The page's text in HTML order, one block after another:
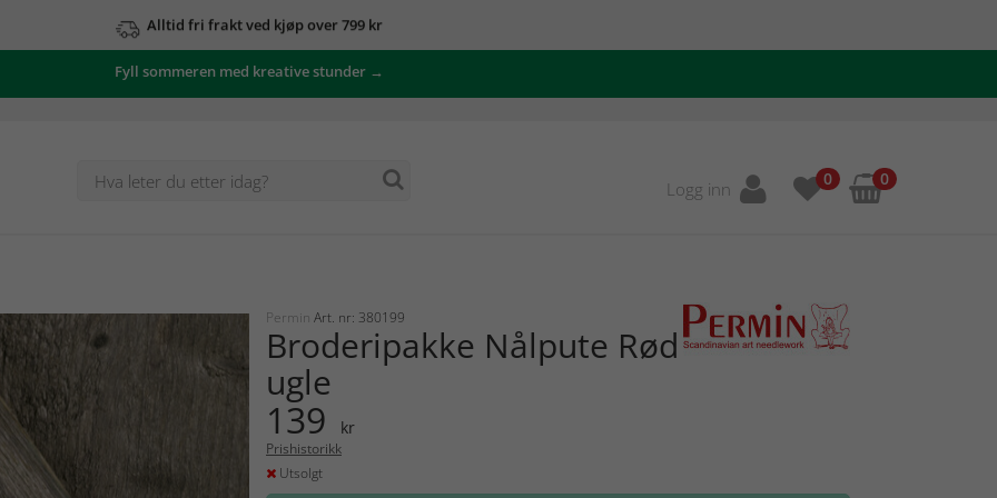
Alltid fri frakt ved kjøp over 799 kr
Fyll sommeren med kreative stunder →
Logg inn 0 0
Permin Art. nr: 380199
Broderipakke Nålpute Rød
ugle
139 kr
Prishistorikk
Utsolgt